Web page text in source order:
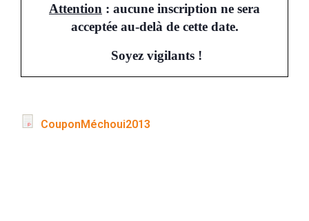
Attention : aucune inscription ne sera
acceptée au-delà de cette date.
Soyez vigilants !
CouponMéchoui2013